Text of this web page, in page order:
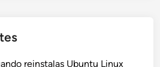
reinstalas Ubuntu Linux